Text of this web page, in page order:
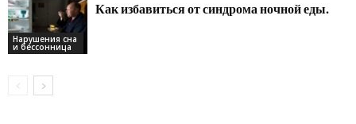
Нарушения сна
и бессонница
Как избавиться от синдрома ночной еды.